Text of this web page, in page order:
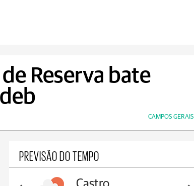
Reserva bate
CAMPOS GERAIS
PREVISÃO DO TEMPO